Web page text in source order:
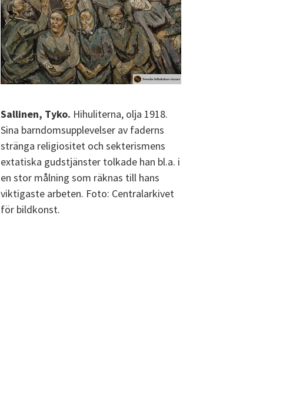
Sallinen, Tyko. Hihuliterna, olja 1918.
Sina barndomsupplevelser av faderns
stränga religiositet och sekterismens
extatiska gudstjänster tolkade han bl.a. i
en stor målning som räknas till hans
viktigaste arbeten. Foto: Centralarkivet
för bildkonst.